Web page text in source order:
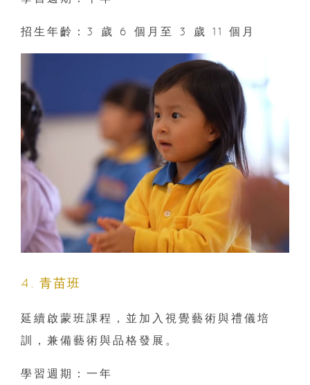
招生年齡：3 歲 6 個月至 3 歲 11 個月
4. 青苗班
延續啟蒙班課程，並加入視覺藝術與禮儀培
訓，兼備藝術與品格發展。
學習週期：一年